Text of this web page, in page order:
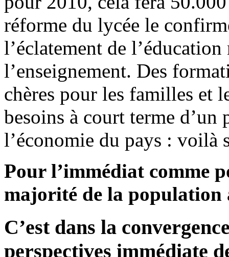
réforme du lycée le
l’éclatement de
l’enseignement. Des
chères pour les familles et
besoins à court terme
l’économie du pays : voilà
Pour l’immédiat comme
majorité de la population
C’est dans la
perspectives immédiate